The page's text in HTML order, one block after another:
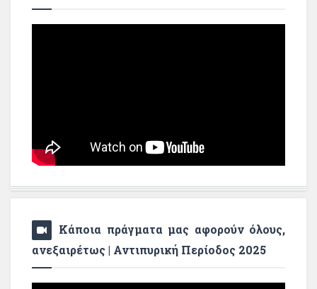
Κάποια πράγματα μας αφορούν όλους,
ανεξαιρέτως | Αντιπυρική Περίοδος 2025